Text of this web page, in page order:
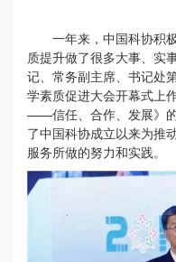
一年来，中国科协积
质提升做了很多大事、实
记、常务副主席、书记处
学素质促进大会开幕式上
——信任、合作、发展》
了中国科协成立以来为推
服务所做的努力和实践。